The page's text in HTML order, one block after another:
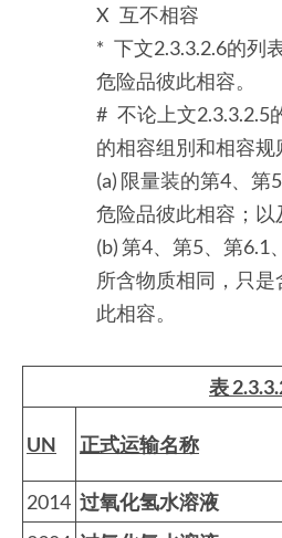
X 互不相容
* 下文2.3.3.2.6的列
危险品彼此相容。
# 不论上文2.3.3.2.5
的相容组別和相容规
(a) 限量装的第4、
危险品彼此相容；以
(b) 第4、第5、第6.1
所含物质相同，只
此相容。
表
UN 正式运输名称
2014 过氧化氢水溶液